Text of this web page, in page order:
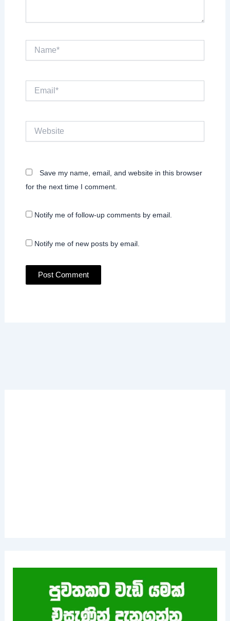
Name*
Save my name, email, and website in this browser
for the next time I comment.
Notify me of follow-up comments by email.
Notify me of new posts by email.